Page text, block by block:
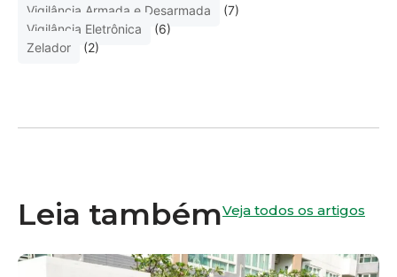
Vigilância Armada e Desarmada
(7)
Vigilância Eletrônica
(6)
Zelador
(2)
Leia tambémVeja todos os artigos